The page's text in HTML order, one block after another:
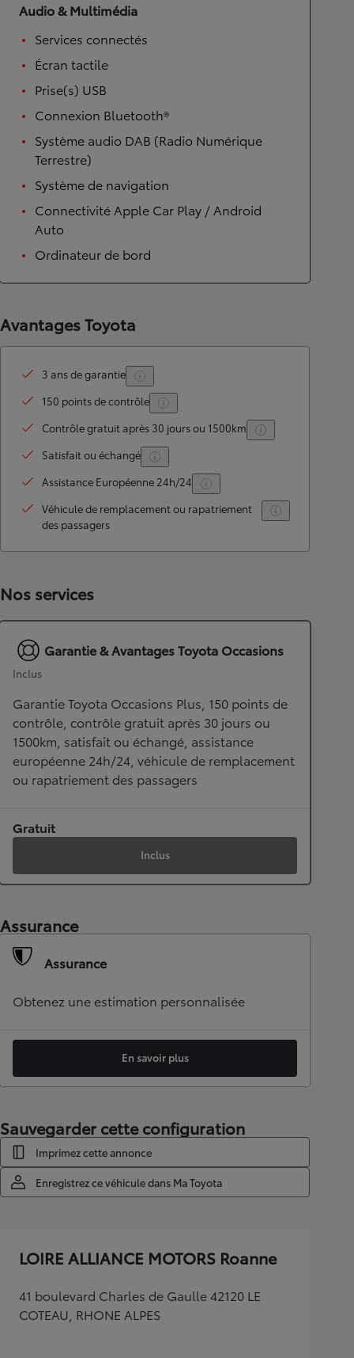
Audio & Multimédia
Services connectés
Écran tactile
Prise(s) USB
Connexion Bluetooth®
Système audio DAB (Radio Numérique
Terrestre)
Système de navigation
Connectivité Apple Car Play / Android
Auto
Ordinateur de bord
Avantages Toyota
3 ans de garantie
150 points de contrôle
Contrôle gratuit après 30 jours ou 1500km
Satisfait ou échangé
Assistance Européenne 24h/24
Véhicule de remplacement ou rapatriement
des passagers
Nos services
Garantie & Avantages Toyota Occasions
Inclus
Garantie Toyota Occasions Plus, 150 points de
contrôle, contrôle gratuit après 30 jours ou
1500km, satisfait ou échangé, assistance
européenne 24h/24, véhicule de remplacement
ou rapatriement des passagers
Gratuit
Inclus
Assurance
Assurance
Obtenez une estimation personnalisée
En savoir plus
Sauvegarder cette configuration
Imprimez cette annonce
Enregistrez ce véhicule dans Ma Toyota
LOIRE ALLIANCE MOTORS Roanne
41 boulevard Charles de Gaulle 42120 LE
COTEAU, RHONE ALPES